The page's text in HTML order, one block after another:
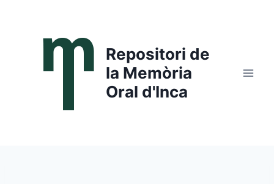
contenido
Repositori de
la Memòria
Oral d'Inca